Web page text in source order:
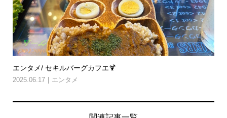
エンタメ/ セキルバーグカフエ🍹
2025.06.17 エンタメ